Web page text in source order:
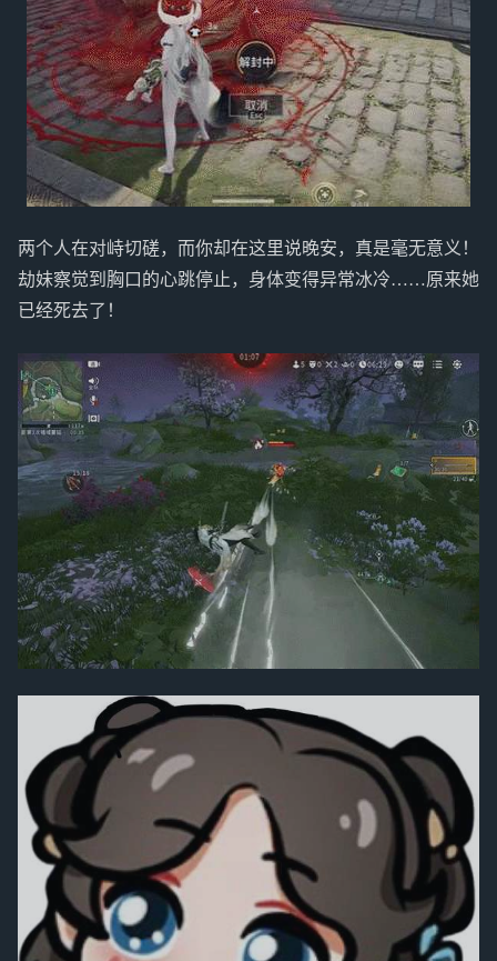
两个人在对峙切磋，而你却在这里说晚安，真是毫无意义！
劫妹察觉到胸口的心跳停止，身体变得异常冰冷……原来她
已经死去了！